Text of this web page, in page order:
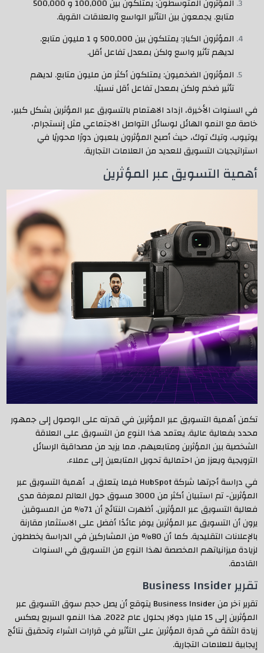
المؤثرون المتوسطون: يمتلكون بين 100,000 و 500,000
متابع. يجمعون بين التأثير الواسع والعلاقات القوية.
المؤثرون الكبار: يمتلكون بين 500,000 و 1 مليون متابع.
لديهم تأثير واسع ولكن بمعدل تفاعل أقل.
المؤثرون الضخميون: يمتلكون أكثر من مليون متابع. لديهم
تأثير ضخم ولكن بمعدل تفاعل أقل نسبيًا.
في السنوات الأخيرة، ازداد الاهتمام بالتسويق عبر المؤثرين بشكل كبير،
خاصة مع النمو الهائل لوسائل التواصل الاجتماعي مثل إنستجرام،
يوتيوب، وتيك توك، حيث أصبح المؤثرون يلعبون دورًا محوريًا في
استراتيجيات التسويق للعديد من العلامات التجارية.
أهمية التسويق عبر المؤثرين
تكمن أهمية التسويق عبر المؤثرين في قدرته على الوصول إلى جمهور
محدد بفعالية عالية. يعتمد هذا النوع من التسويق على العلاقة
الشخصية بين المؤثرين ومتابعيهم، مما يزيد من مصداقية الرسائل
الترويجية ويعزز من احتمالية تحويل المتابعين إلى عملاء.
في دراسة أجرتها شركة HubSpot فيما يتعلق بـ أهمية التسويق عبر
المؤثرين- تم استبيان أكثر من 3000 مسوق حول العالم لمعرفة مدى
فعالية التسويق عبر المؤثرين. أظهرت النتائج أن 71% من المسوقين
يرون أن التسويق عبر المؤثرين يوفر عائدًا أفضل على الاستثمار مقارنة
بالإعلانات التقليدية. كما أن 80% من المشاركين في الدراسة يخططون
لزيادة ميزانياتهم المخصصة لهذا النوع من التسويق في السنوات
القادمة.
تقرير Business Insider
تقرير آخر من Business Insider يتوقع أن يصل حجم سوق التسويق عبر
المؤثرين إلى 15 مليار دولار بحلول عام 2022. هذا النمو السريع يعكس
زيادة الثقة في قدرة المؤثرين على التأثير في قرارات الشراء وتحقيق نتائج
إيجابية للعلامات التجارية.